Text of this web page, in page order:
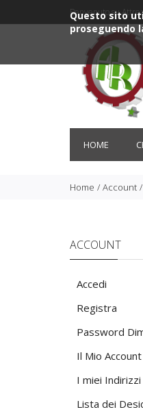
Benvenuto su
HOME
Home Account
ACCOUNT
Accedi
Registra
Password
Il Mio Account
I miei Indirizzi
Lista dei
Questo sito
proseguendo